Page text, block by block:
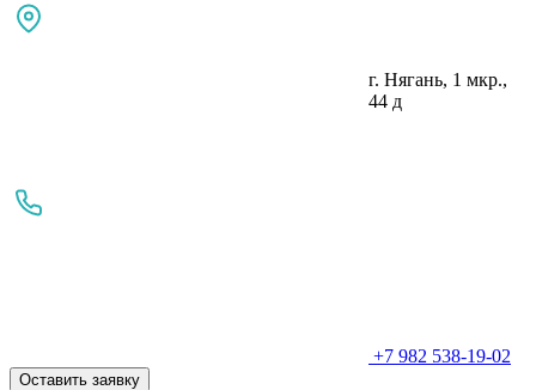
г. Нягань, 1 мкр.,
44 д
+7 982 538-19-02
Оставить заявку